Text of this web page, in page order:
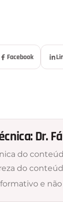
Facebook
Dr.
do
do
e